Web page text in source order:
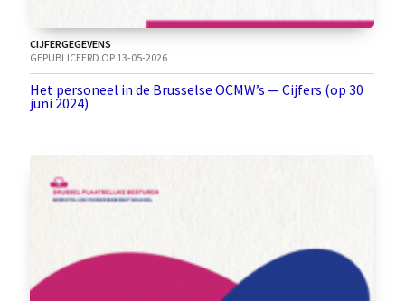
CIJFERGEGEVENS
GEPUBLICEERD OP 13-05-2026
Het personeel in de Brusselse OCMW’s — Cijfers (op 30
juni 2024)